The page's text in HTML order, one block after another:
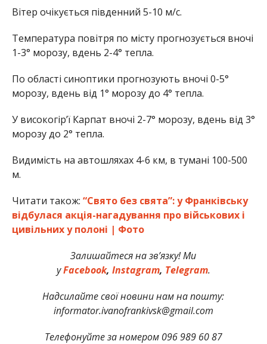
Вітер очікується південний 5-10 м/с.
Температура повітря по місту прогнозується вночі
1-3° морозу, вдень 2-4° тепла.
По області синоптики прогнозують вночі 0-5°
морозу, вдень від 1° морозу до 4° тепла.
У високогір’ї Карпат вночі 2-7° морозу, вдень від 3°
морозу до 2° тепла.
Видимість на автошляхах 4-6 км, в тумані 100-500
м.
Читати також: “Свято без свята”: у Франківську
відбулася акція-нагадування про військових і
цивільних у полоні | Фото
Залишайтеся на зв’язку! Ми
уFacebook, Instagram, Telegram.
Надсилайте свої новини нам на пошту:
informator.ivanofrankivsk@gmail.com
Телефонуйте за номером 096 989 60 87